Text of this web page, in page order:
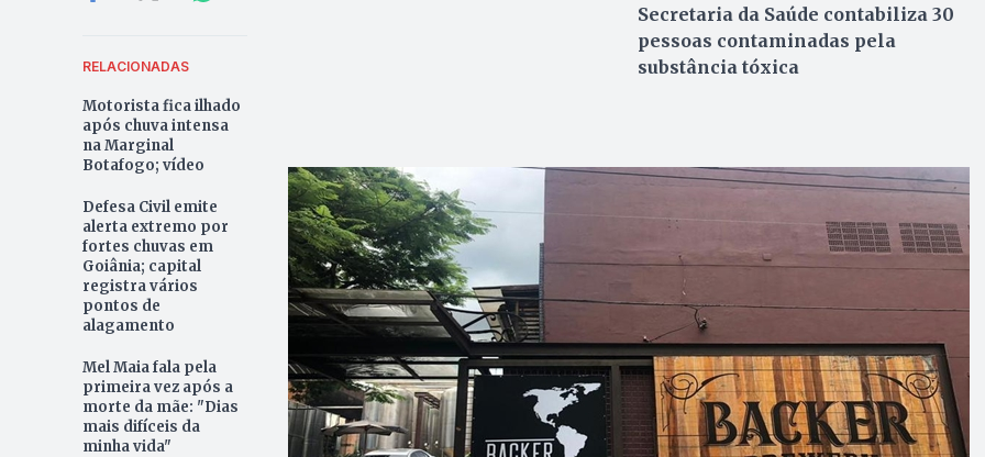
RELACIONADAS
Motorista fica ilhado
após chuva intensa
na Marginal
Botafogo; vídeo
Defesa Civil emite
alerta extremo por
fortes chuvas em
Goiânia; capital
registra vários
pontos de
alagamento
Mel Maia fala pela
primeira vez após a
morte da mãe: "Dias
mais difíceis da
minha vida"
Secretaria da Saúde contabiliza 30
pessoas contaminadas pela
substância tóxica